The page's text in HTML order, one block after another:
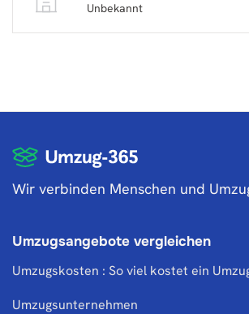
Unbekannt
Wir verbinden Menschen und
Umzugsangebote vergleichen
Umzugskosten : So viel kostet ein
Umzugsunternehmen